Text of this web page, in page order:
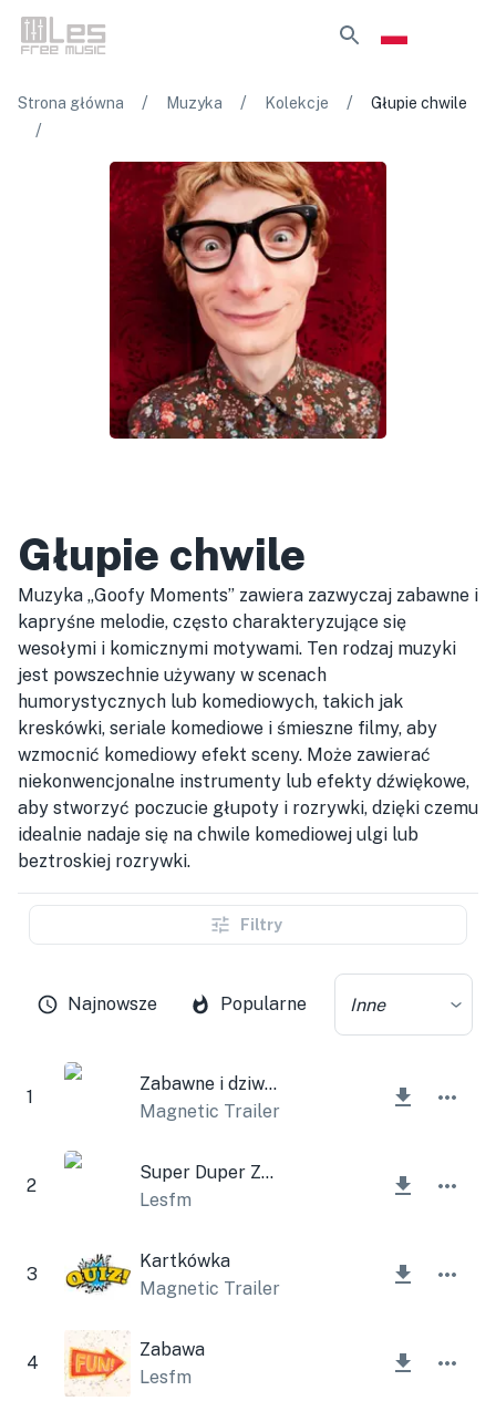
Strona główna / Muzyka / Kolekcje / Głupie chwile
/
Głupie chwile
Muzyka „Goofy Moments” zawiera zazwyczaj zabawne i
kapryśne melodie, często charakteryzujące się
wesołymi i komicznymi motywami. Ten rodzaj muzyki
jest powszechnie używany w scenach
humorystycznych lub komediowych, takich jak
kreskówki, seriale komediowe i śmieszne filmy, aby
wzmocnić komediowy efekt sceny. Może zawierać
niekonwencjonalne instrumenty lub efekty dźwiękowe,
aby stworzyć poczucie głupoty i rozrywki, dzięki czemu
idealnie nadaje się na chwile komediowej ulgi lub
beztroskiej rozrywki.
Filtry
Najnowsze Popularne Inne
1
Zabawne i dziwne
Magnetic Trailer
2
Super Duper Zabawa
Lesfm
3
Kartkówka
Magnetic Trailer
4
Zabawa
Lesfm